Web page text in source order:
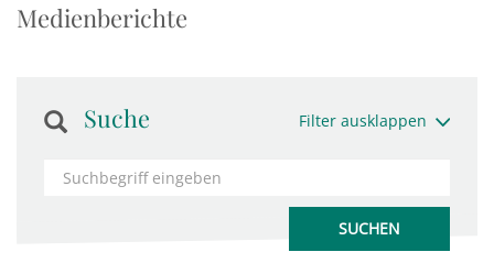
Medienberichte
Suche Filter ausklappen